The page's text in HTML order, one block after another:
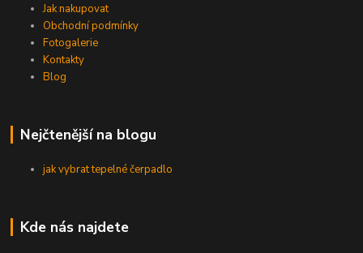
Jak nakupovat
Obchodní podmínky
Fotogalerie
Kontakty
Blog
Nejčtenější na blogu
jak vybrat tepelné čerpadlo
Kde nás najdete